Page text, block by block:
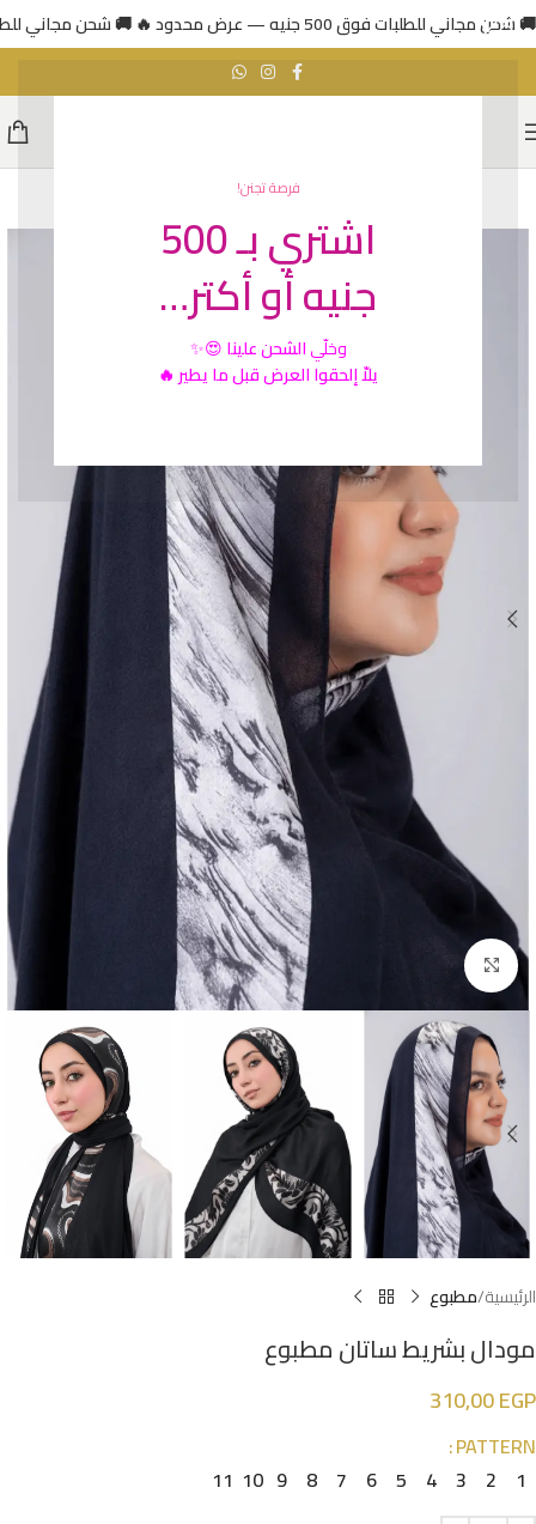
فرصة تجنن!
اشتري بـ 500
جنيه أو أكتر…
وخلّيالشحن علينا😍✨
يلاّ إلحقوا العرض قبل ما يطير 🔥
🚚 شحن مجاني للطلبات فوق 500 جنيه — عرض محدود 🔥 🚚 شحن مجاني للطلبات فوق 500
Click to enlarge
الرئيسية مطبوع
مودال بشريط ساتان مطبوع
310,00EGP
PATTERN
1
2
3
4
5
6
7
8
9
10
11